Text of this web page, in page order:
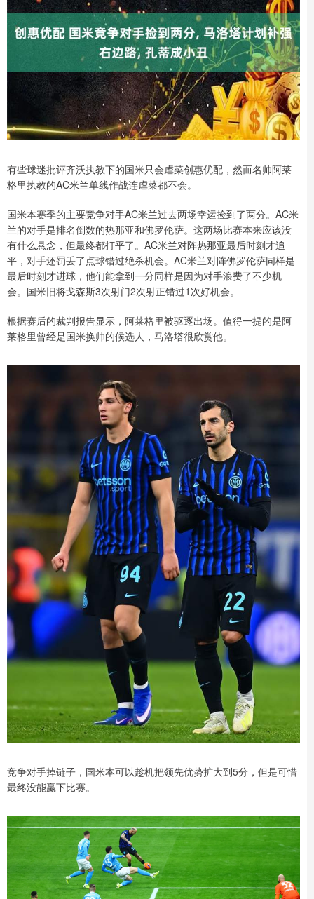
有些球迷批评齐沃执教下的国米只会虐菜创惠优配，然而名帅阿莱
格里执教的AC米兰单线作战连虐菜都不会。
国米本赛季的主要竞争对手AC米兰过去两场幸运捡到了两分。AC米
兰的对手是排名倒数的热那亚和佛罗伦萨。这两场比赛本来应该没
有什么悬念，但最终都打平了。AC米兰对阵热那亚最后时刻才追
平，对手还罚丢了点球错过绝杀机会。AC米兰对阵佛罗伦萨同样是
最后时刻才进球，他们能拿到一分同样是因为对手浪费了不少机
会。国米旧将戈森斯3次射门2次射正错过1次好机会。
根据赛后的裁判报告显示，阿莱格里被驱逐出场。值得一提的是阿
莱格里曾经是国米换帅的候选人，马洛塔很欣赏他。
竞争对手掉链子，国米本可以趁机把领先优势扩大到5分，但是可惜
最终没能赢下比赛。